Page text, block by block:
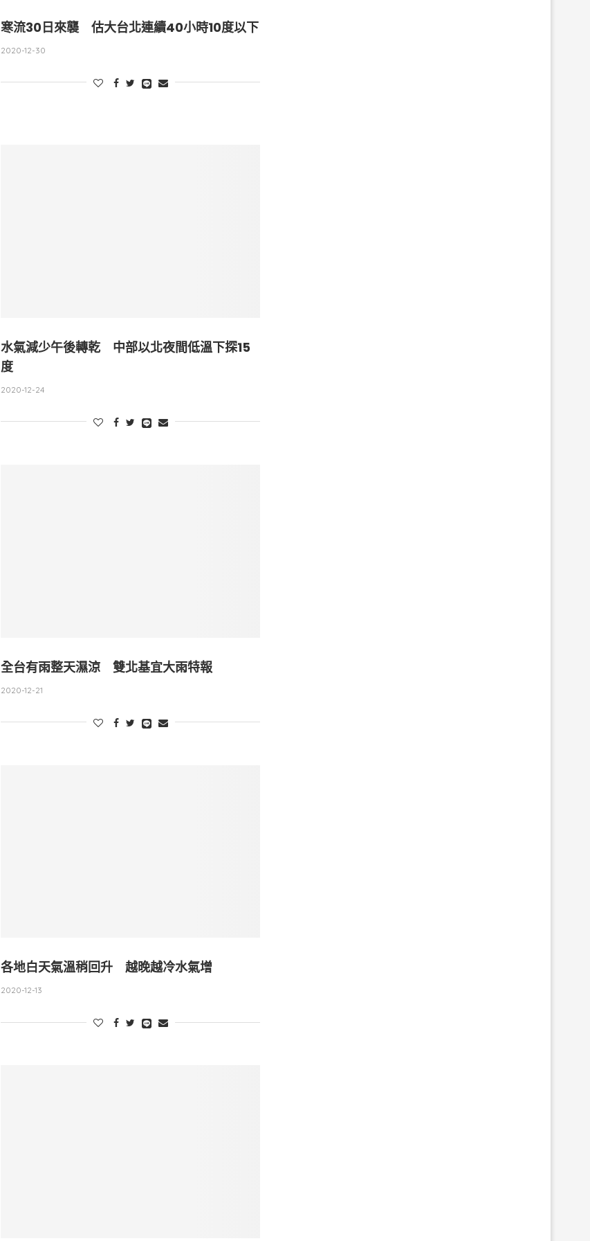
寒流30日來襲 估大台北連續40小時10度以下
2020-12-30
水氣減少午後轉乾 中部以北夜間低溫下探15
度
2020-12-24
全台有雨整天濕涼 雙北基宜大雨特報
2020-12-21
各地白天氣溫稍回升 越晚越冷水氣增
2020-12-13